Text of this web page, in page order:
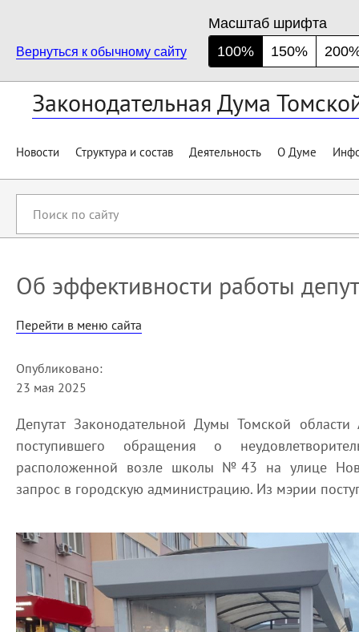
Вернуться к обычному сайту
Масштаб шрифта
100%
150%
Законодательная Дума
Новости Структура и состав Деятельность О Думе
сайту
Об эффективности работы
Перейти в меню сайта
Опубликовано:
23 мая 2025
Депутат Законодательной Думы Томской
поступившего обращения о
расположенной возле школы №43 на улице
запрос в городскую администрацию. Из мэрии